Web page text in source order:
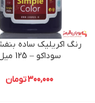
رنگ اکریلیک ساده
سوداکو – 125 میل
300,000تومان